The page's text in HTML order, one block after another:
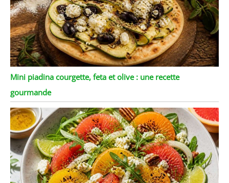
Mini piadina courgette, feta et olive : une recette
gourmande